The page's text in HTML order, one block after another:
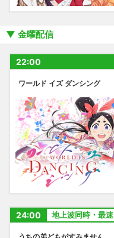
金曜配信
22:00
ワールド イズ ダンシング
24:00 地上波同時・最速